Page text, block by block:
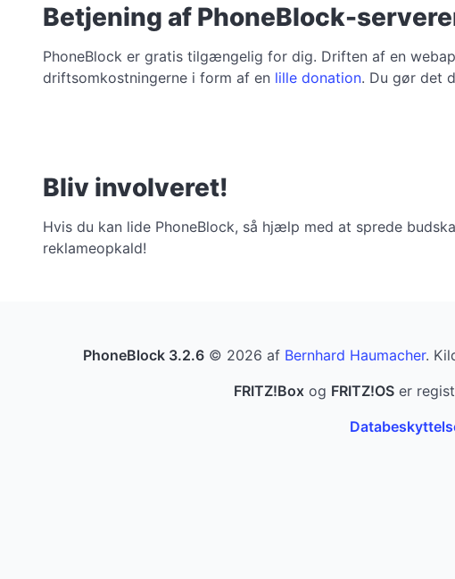
Betjening af PhoneBlock-
PhoneBlock er gratis tilgængelig for dig. Driften af en
driftsomkostningerne i form af en lille donation. Du gør det
Bliv involveret!
Hvis du kan lide PhoneBlock, så hjælp med at sprede
reklameopkald!
PhoneBlock 3.2.6 © 2026 af Bernhard Haumacher.
FRITZ!Boxog FRITZ!OSer